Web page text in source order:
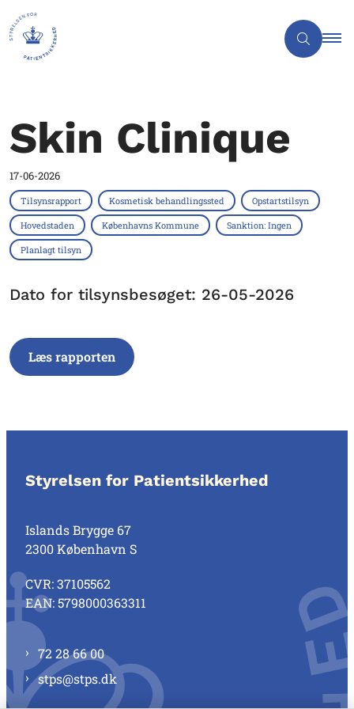
Skin Clinique
17-06-2026
Tilsynsrapport Kosmetisk behandlingssted Opstartstilsyn
Hovedstaden Københavns Kommune Sanktion: Ingen
Planlagt tilsyn
Dato for tilsynsbesøget: 26-05-2026
Læs rapporten
Styrelsen for Patientsikkerhed
Islands Brygge 67
2300 København S
CVR: 37105562
EAN: 5798000363311
72 28 66 00
stps@stps.dk